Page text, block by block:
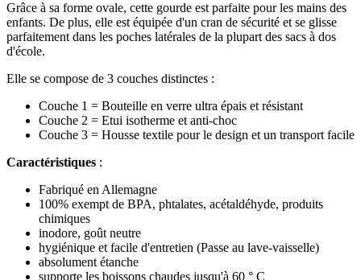
Grâce à sa forme ovale, cette gourde est parfaite pour les mains des
enfants. De plus, elle est équipée d'un cran de sécurité et se glisse
parfaitement dans les poches latérales de la plupart des sacs à dos
d'école.
Elle se compose de 3 couches distinctes :
Couche 1 = Bouteille en verre ultra épais et résistant
Couche 2 = Etui isotherme et anti-choc
Couche 3 = Housse textile pour le design et un transport facile
Caractéristiques :
Fabriqué en Allemagne
100% exempt de BPA, phtalates, acétaldéhyde, produits
chimiques
inodore, goût neutre
hygiénique et facile d'entretien (Passe au lave-vaisselle)
absolument étanche
supporte les boissons chaudes jusqu'à 60 ° C